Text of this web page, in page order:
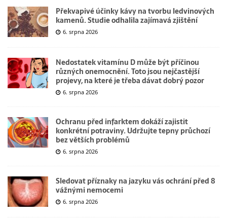
Překvapivé účinky kávy na tvorbu ledvinových
kamenů. Studie odhalila zajímavá zjištění
6. srpna 2026
Nedostatek vitamínu D může být příčinou
různých onemocnění. Toto jsou nejčastější
projevy, na které je třeba dávat dobrý pozor
6. srpna 2026
Ochranu před infarktem dokáží zajistit
konkrétní potraviny. Udržujte tepny průchozí
bez větších problémů
6. srpna 2026
Sledovat příznaky na jazyku vás ochrání před 8
vážnými nemocemi
6. srpna 2026